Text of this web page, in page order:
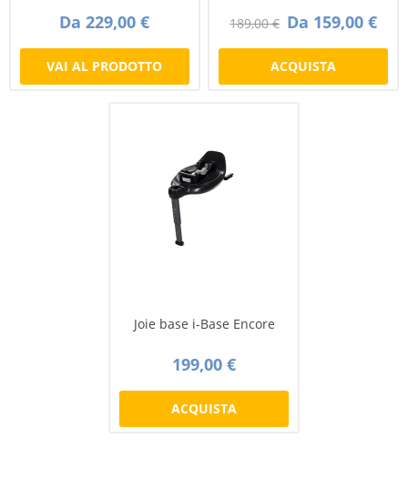
Da 229,00 €
VAI AL PRODOTTO
189,00 € Da 159,00 €
ACQUISTA
Joie base i-Base Encore
199,00 €
ACQUISTA